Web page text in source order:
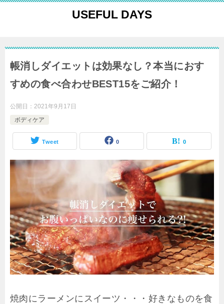
USEFUL DAYS
帳消しダイエットは効果なし？本当におす
すめの食べ合わせBEST15をご紹介！
公開日： 2021年9月17日
ボディケア
Tweet 0 0
焼肉にラーメンにスイーツ・・・好きなものを食